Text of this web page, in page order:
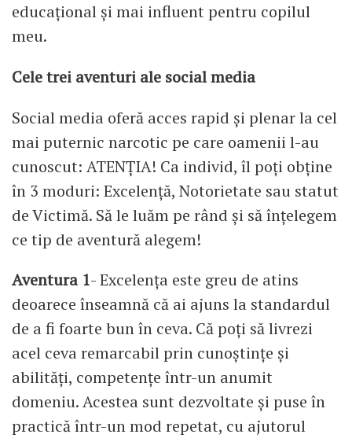
educațional și mai influent pentru copilul
meu.
Cele trei aventuri ale social media
Social media oferă acces rapid și plenar la cel
mai puternic narcotic pe care oamenii l-au
cunoscut: ATENȚIA! Ca individ, îl poți obține
în 3 moduri: Excelență, Notorietate sau statut
de Victimă. Să le luăm pe rând și să înțelegem
ce tip de aventură alegem!
Aventura 1- Excelența este greu de atins
deoarece înseamnă că ai ajuns la standardul
de a fi foarte bun în ceva. Că poți să livrezi
acel ceva remarcabil prin cunoștințe și
abilități, competențe într-un anumit
domeniu. Acestea sunt dezvoltate și puse în
practică într-un mod repetat, cu ajutorul